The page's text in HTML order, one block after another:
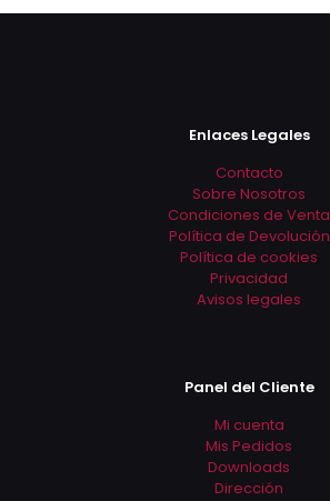
tiene
pueden
página
Enlaces Legales
Contacto
Sobre Nosotros
Condiciones de Venta
Política de Devolución
Política de cookies
Privacidad
Avisos legales
Panel del Cliente
Mi cuenta
Mis Pedidos
Downloads
Dirección